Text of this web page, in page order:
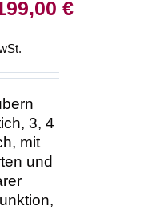
€Aktueller
3, 4
mit
und